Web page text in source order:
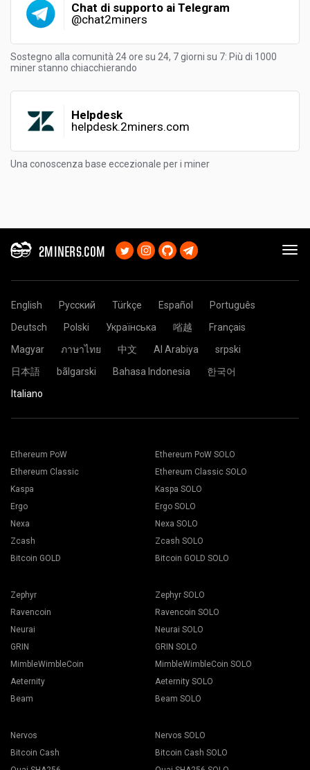
Chat di supporto ai Telegram
@chat2miners
Sostegno alla comunità 24 ore su 24, 7 giorni su 7: Più di 1000
miner stanno chiacchierando
Helpdesk
helpdesk.2miners.com
Una conoscenza base eccezionale per i miner
2MINERS.COM
English Русский Türkçe Español
Português
Deutsch
Polski Українська 㗂越
Français
Magyar
ภาษาไทย 中文 Al Arabiya
srpski
日本語
bãlgarski Bahasa Indonesia
한국어
Italiano
Ethereum PoW
Ethereum Classic
Kaspa
Ergo
Nexa
Zcash
Bitcoin GOLD
Ethereum PoW SOLO
Ethereum Classic SOLO
Kaspa SOLO
Ergo SOLO
Nexa SOLO
Zcash SOLO
Bitcoin GOLD SOLO
Zephyr
Ravencoin
Neurai
GRIN
MimbleWimbleCoin
Aeternity
Beam
Zephyr SOLO
Ravencoin SOLO
Neurai SOLO
GRIN SOLO
MimbleWimbleCoin SOLO
Aeternity SOLO
Beam SOLO
Nervos
Bitcoin Cash
Nervos SOLO
Bitcoin Cash SOLO